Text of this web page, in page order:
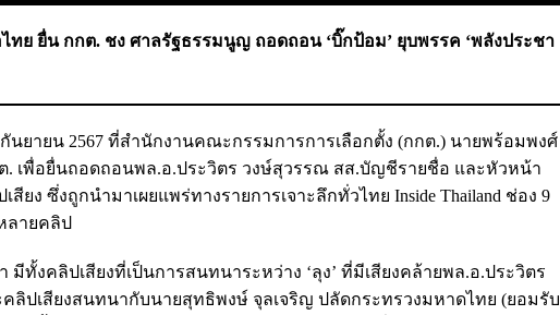
ทย ยื่น กกต. ชง ศาลรัฐธรรมนูญ ถอดถอน ‘บิ๊กป้อม’ ยุบพรรค ‘พลังประชา
กันยายน 2567 ที่สำนักงานคณะกรรมการการเลือกตั้ง (กกต.) นายพร้อมพงศ์
เพื่อยื่นถอดถอนพล.อ.ประวิตร วงษ์สุวรรณ สส.บัญชีรายชื่อ และหัวหน้า
ง ซึ่งถูกนำมาเผยแพร่ทางรายการเจาะลึกทั่วไทย Inside Thailand ช่อง 9
ลายคลิป
ทั้งคลิปเสียงที่เป็นการสนทนาระหว่าง ‘ลุง’ ที่มีเสียงคล้ายพล.อ.ประวิตร
ลิปเสียงสนทนากับนายสุทธิพงษ์ จุลเจริญ ปลัดกระทรวงมหาดไทย (ยอมรับ